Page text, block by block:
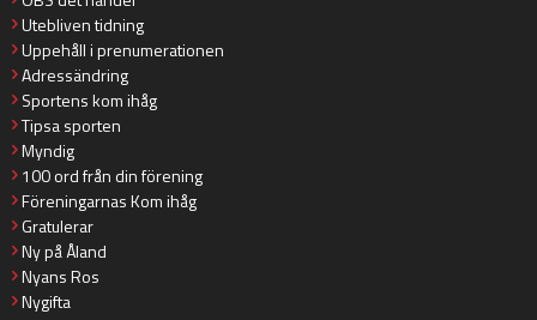
Utebliven tidning
Uppehåll i prenumerationen
Adressändring
Sportens kom ihåg
Tipsa sporten
Myndig
100 ord från din förening
Föreningarnas Kom ihåg
Gratulerar
Ny på Åland
Nyans Ros
Nygifta